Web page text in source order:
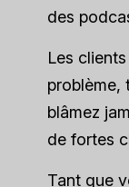
des
Les
problème,
blâmez
de fortes
Tant que